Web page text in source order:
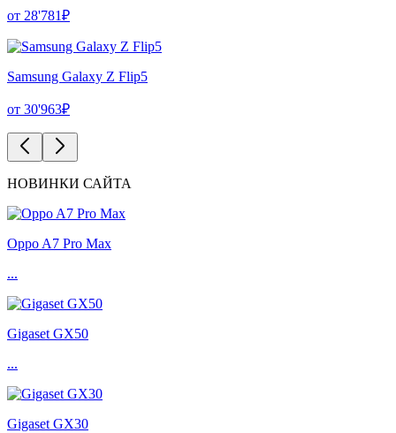
от 28'781₽
Samsung Galaxy Z Flip5
от 30'963₽
НОВИНКИ САЙТА
Oppo A7 Pro Max
...
Gigaset GX50
...
Gigaset GX30